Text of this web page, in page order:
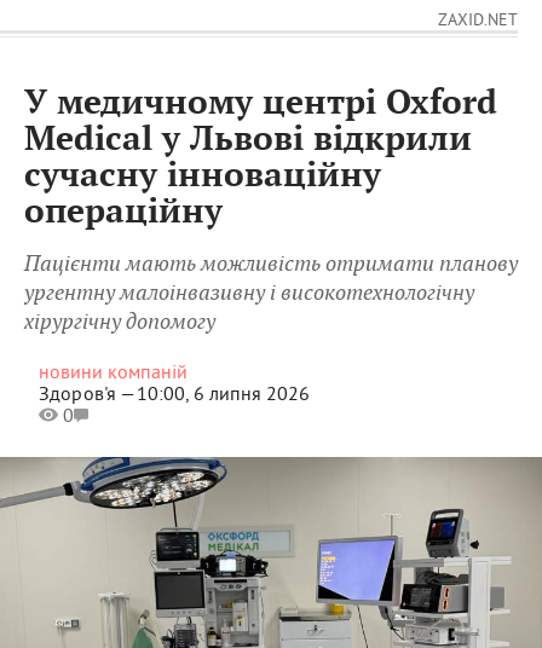
ZAXID.NET
У медичному центрі Oxford
Medical у Львові відкрили
сучасну інноваційну
операційну
Пацієнти мають можливість отримати планову
ургентну малоінвазивну і високотехнологічну
хірургічну допомогу
новини компаній
Здоров'я —10:00, 6 липня 2026
0